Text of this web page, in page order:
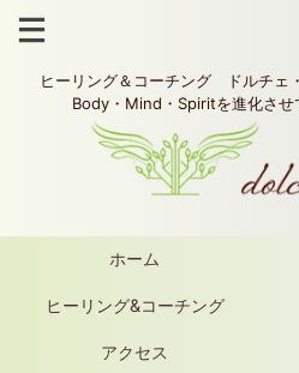
ヒーリング＆コーチング ドルチ
Body・Mind・Spiritを進化させ
ホーム
ヒーリング&コーチング
アクセス